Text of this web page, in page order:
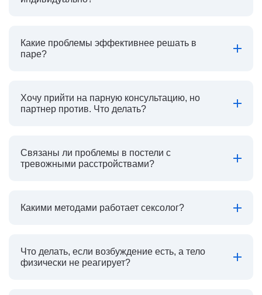
Какие проблемы эффективнее решать в
паре?
Хочу прийти на парную консультацию, но
партнер против. Что делать?
Связаны ли проблемы в постели с
тревожными расстройствами?
Какими методами работает сексолог?
Что делать, если возбуждение есть, а тело
физически не реагирует?